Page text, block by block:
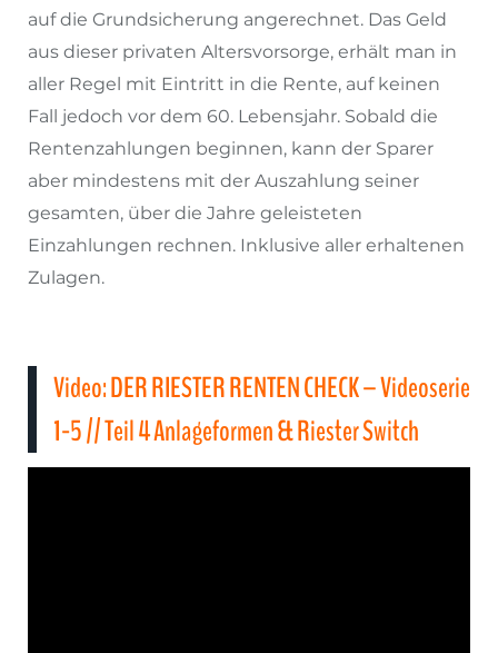
auf die Grundsicherung angerechnet. Das Geld
aus dieser privaten Altersvorsorge, erhält man in
aller Regel mit Eintritt in die Rente, auf keinen
Fall jedoch vor dem 60. Lebensjahr. Sobald die
Rentenzahlungen beginnen, kann der Sparer
aber mindestens mit der Auszahlung seiner
gesamten, über die Jahre geleisteten
Einzahlungen rechnen. Inklusive aller erhaltenen
Zulagen.
Video: DER RIESTER RENTEN CHECK – Videoserie
1-5 // Teil 4 Anlageformen & Riester Switch